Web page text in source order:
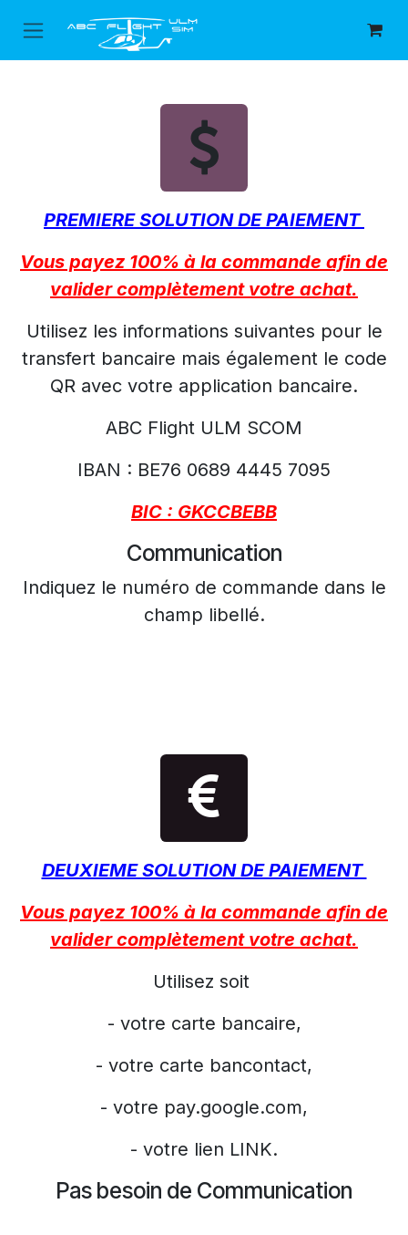
Se rendre au contenu
PREMIERE SOLUTION DE PAIEMENT
Vous payez 100% à la commande afin de
valider complètement votre achat.
Utilisez les informations suivantes pour le
transfert bancaire mais également le code
QR avec votre application bancaire.
ABC Flight ULM SCOM
IBAN : BE76 0689 4445 7095
BIC : GKCCBEBB
Communication
Indiquez le numéro de commande dans le
champ libellé.
DEUXIEME SOLUTION DE PAIEMENT
Vous payez 100% à la commande afin de
valider complètement votre achat.
Utilisez soit
- votre carte bancaire,
- votre carte bancontact,
- votre pay.google.com,
- votre lien LINK.
Pas besoin de Communication